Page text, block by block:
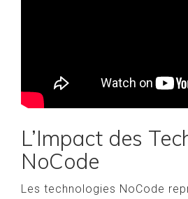
L’Impact des
NoCode
Les technologies NoCode